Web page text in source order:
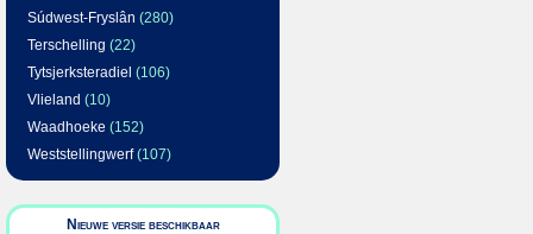
Súdwest-Fryslân (280)
Terschelling (22)
Tytsjerksteradiel (106)
Vlieland (10)
Waadhoeke (152)
Weststellingwerf(107)
Nieuwe versie beschikbaar